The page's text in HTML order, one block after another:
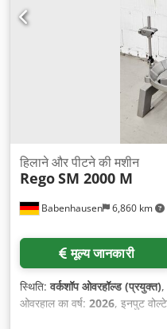
Babenhausen 6,860 km
हिलाने और पीटने की मशीन
RegoSM 2000 M
मूल्य जानकारी
स्थिति:वर्कशॉप ओवरहॉल्ड (प्रयुक्त),
ओवरहाल का वर्ष: 2026, इनपुट
1,140